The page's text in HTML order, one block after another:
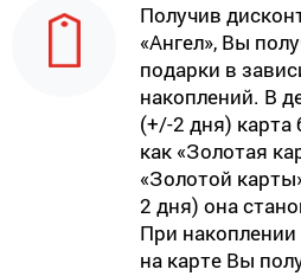
Получив
«Ангел», Вы
подарки в
накоплений. В
(+/-2 дня) карта
как «Золотая
«Золотой
2 дня) она
При
на карте Вы